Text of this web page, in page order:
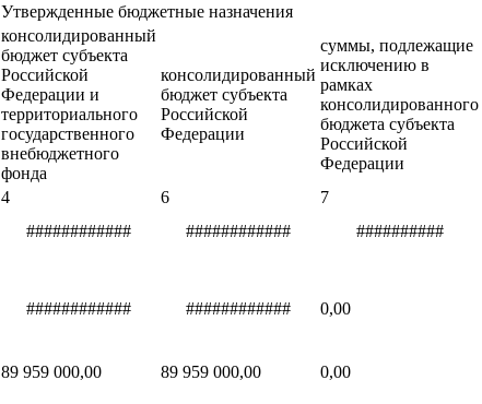
Утвержденные бюджетные назначения
консолидированный
бюджет субъекта
Российской
Федерации и
территориального
государственного
внебюджетного
фонда
консолидированный
бюджет субъекта
Российской
Федерации
суммы, подлежащие
исключению в
рамках
консолидированного
бюджета субъекта
Российской
Федерации
4 6 7
############ ############ ##########
############ ############ 0,00
89 959 000,00 89 959 000,00 0,00